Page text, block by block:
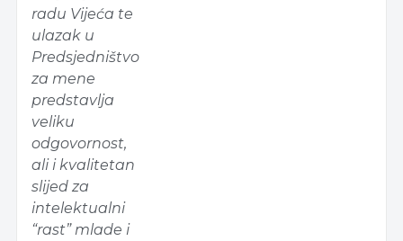
radu Vijeća te
ulazak u
Predsjedništvo
za mene
predstavlja
veliku
odgovornost,
ali i kvalitetan
slijed za
intelektualni
“rast” mlade i